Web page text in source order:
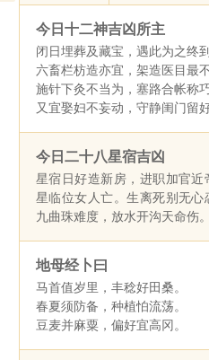
今日十二神吉凶所主
闭日埋葬及藏宝，遇此为之终到
六畜栏枋造亦宜，架造医目最不
施针下灸不当为，塞路合帐称巧
又宜娶妇不妄动，守静闺门留好
今日二十八星宿吉凶
星宿日好造新房，进职加官近
星临位女人亡。生离死别无
九曲珠难度，放水开沟天命伤。
地母经卜曰
马首值岁里，丰稔好田桑。
春夏须防备，种植怕流荡。
豆麦并麻粟，偏好宜高冈。